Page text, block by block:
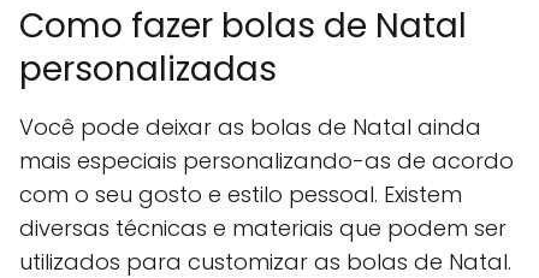
Como fazer bolas de Natal
personalizadas
Você pode deixar as bolas de Natal ainda
mais especiais personalizando-as de acordo
com o seu gosto e estilo pessoal. Existem
diversas técnicas e materiais que podem ser
utilizados para customizar as bolas de Natal.